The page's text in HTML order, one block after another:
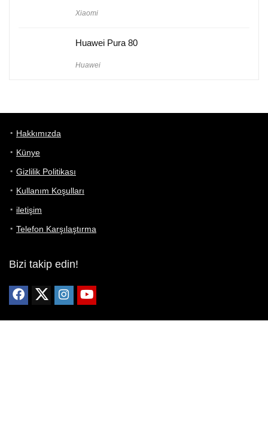
Xiaomi
Huawei Pura 80
Huawei
Hakkımızda
Künye
Gizlilik Politikası
Kullanım Koşulları
iletişim
Telefon Karşılaştırma
Bizi takip edin!